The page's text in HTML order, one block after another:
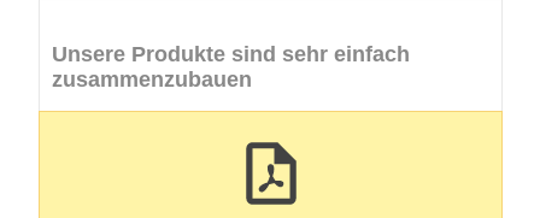
Unsere Produkte sind sehr einfach
zusammenzubauen